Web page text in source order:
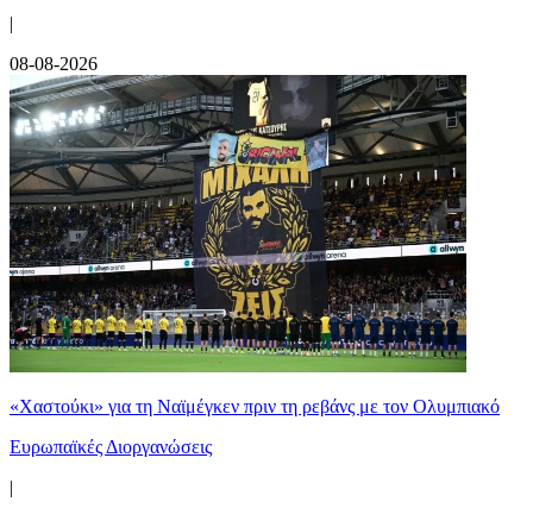
|
08-08-2026
«Χαστούκι» για τη Ναϊμέγκεν πριν τη ρεβάνς με τον Ολυμπιακό
Ευρωπαϊκές Διοργανώσεις
|